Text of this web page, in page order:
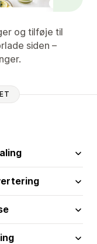
og tilføje til
siden –